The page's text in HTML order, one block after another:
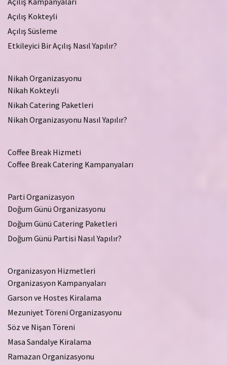
Açılış Kokteyli
Açılış Süsleme
Etkileyici Bir Açılış Nasıl Yapılır?
Nikah Organizasyonu
Nikah Kokteyli
Nikah Catering Paketleri
Nikah Organizasyonu Nasıl Yapılır?
Coffee Break Hizmeti
Coffee Break Catering Kampanyaları
Parti Organizasyon
Doğum Günü Organizasyonu
Doğum Günü Catering Paketleri
Doğum Günü Partisi Nasıl Yapılır?
Organizasyon Hizmetleri
Organizasyon Kampanyaları
Garson ve Hostes Kiralama
Mezuniyet Töreni Organizasyonu
Söz ve Nişan Töreni
Masa Sandalye Kiralama
Ramazan Organizasyonu